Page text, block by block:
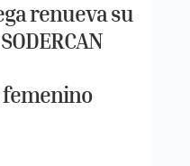
renueva su